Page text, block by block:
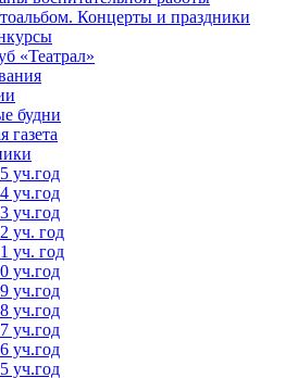
Концерты и праздники
«Театрал»
будни
газета
уч.год
уч.год
уч.год
уч. год
уч. год
уч.год
уч.год
уч.год
уч.год
уч.год
уч.год